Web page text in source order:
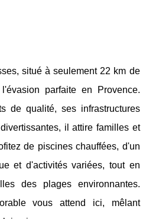
situé à seulement 22 km de
parfaite en Provence.
de qualité, ses infrastructures
il attire familles et
de piscines chauffées, d'un
et d'activités variées, tout en
des plages environnantes.
vous attend ici, mêlant